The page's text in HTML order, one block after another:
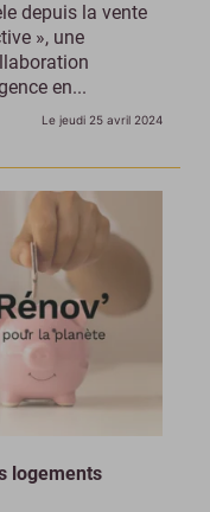
depuis la vente
», une
en...
Le jeudi 25 avril 2024
logements